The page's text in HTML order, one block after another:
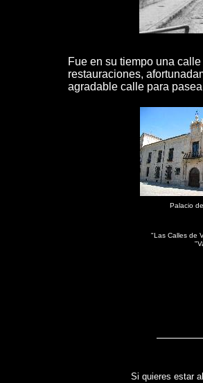
Fue en su tiempo una
restauraciones,
agradable calle para
Palacio
"Las Calles de
Si quieres estar